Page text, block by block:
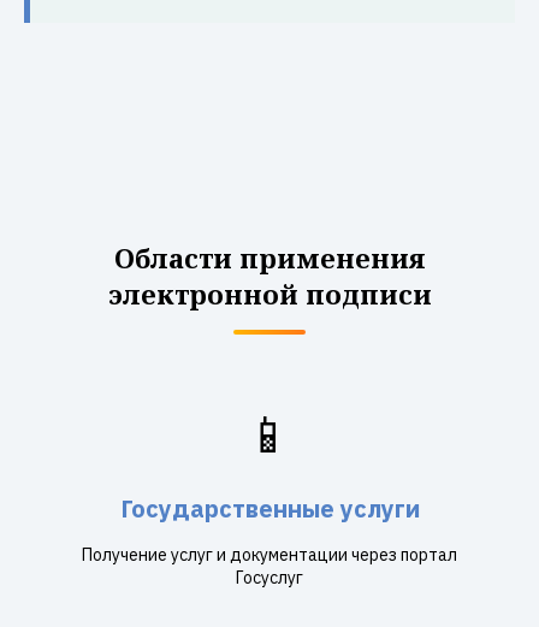
Области применения
электронной подписи
📱
Государственные услуги
Получение услуг и документации через портал
Госуслуг